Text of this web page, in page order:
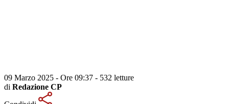
09 Marzo 2025 - Ore 09:37 - 532 letture
di Redazione CP